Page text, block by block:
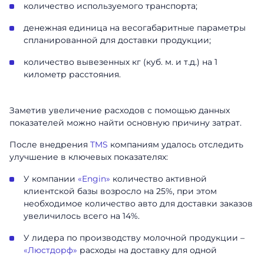
количество используемого транспорта;
денежная единица на весогабаритные параметры
спланированной для доставки продукции;
количество вывезенных кг (куб. м. и т.д.) на 1
километр расстояния.
Заметив увеличение расходов с помощью данных
показателей можно найти основную причину затрат.
После внедрения TMS компаниям удалось отследить
улучшение в ключевых показателях:
У компании «Engin» количество активной
клиентской базы возросло на 25%, при этом
необходимое количество авто для доставки заказов
увеличилось всего на 14%.
У лидера по производству молочной продукции –
«Люстдорф» расходы на доставку для одной